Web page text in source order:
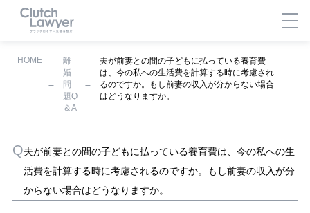
HOME
離
婚
問
題Q
＆A
夫が前妻との間の子どもに払っている養育費
は、今の私への生活費を計算する時に考慮され
るのですか。もし前妻の収入が分からない場合
はどうなりますか。
夫が前妻との間の子どもに払っている養育費は、今の私への生
活費を計算する時に考慮されるのですか。もし前妻の収入が分
からない場合はどうなりますか。